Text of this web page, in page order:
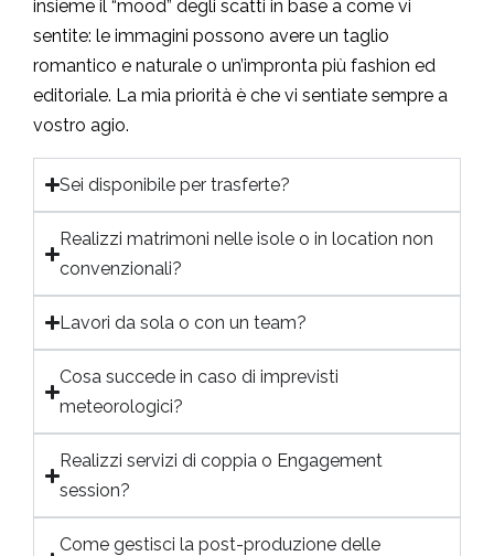
insieme il “mood” degli scatti in base a come vi
sentite: le immagini possono avere un taglio
romantico e naturale o un’impronta più fashion ed
editoriale. La mia priorità è che vi sentiate sempre a
vostro agio.
Sei disponibile per trasferte?
Realizzi matrimoni nelle isole o in location non
convenzionali?
Lavori da sola o con un team?
Cosa succede in caso di imprevisti
meteorologici?
Realizzi servizi di coppia o Engagement
session?
Come gestisci la post-produzione delle